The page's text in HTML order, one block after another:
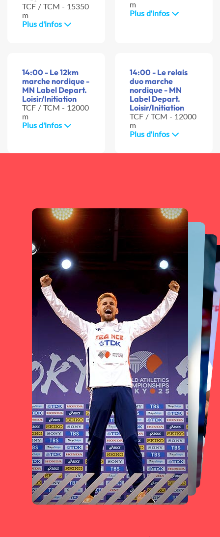
TCF / TCM - 15350
m
Plus d'infos
m
Plus d'infos
14:00 - Le 12km
marche nordique -
MN Label Depart.
Loisir/Initiation
TCF / TCM - 12000
m
Plus d'infos
14:00 - Le relais
duo marche
nordique - MN
Label Depart.
Loisir/Initiation
TCF / TCM - 12000
m
Plus d'infos